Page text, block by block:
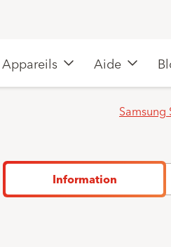
Appareils Aide
Samsung
Information